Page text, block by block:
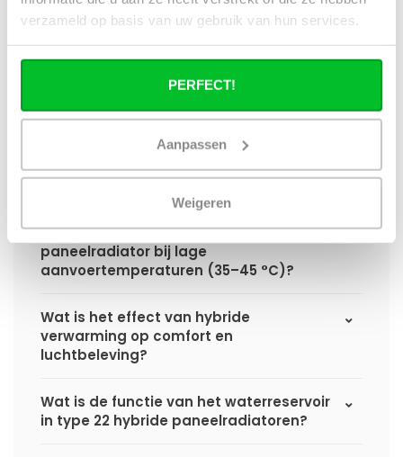
verzameld op basis van uw gebruik van hun services.
PERFECT!
Aanpassen
Weigeren
hybride paneelradiator ten opzichte van
Wat is het voordeel van geïntegreerde
radiatorventilatoren?
Waarom is een hybride paneelradiator
Hoe presteert een hybride
paneelradiator bij lage
aanvoertemperaturen (35–45 °C)?
Wat is het effect van hybride
verwarming op comfort en
luchtbeleving?
Wat is de functie van het waterreservoir
in type 22 hybride paneelradiatoren?